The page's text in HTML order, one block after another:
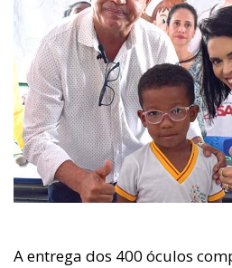
A entrega dos 400 óculos